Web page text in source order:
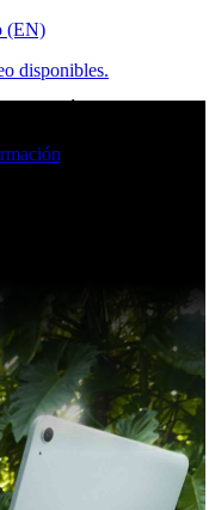
(EN)
disponibles.